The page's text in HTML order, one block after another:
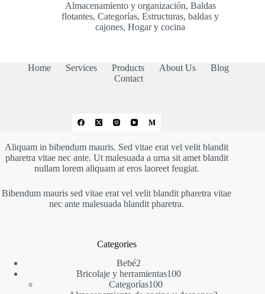
precios:
desde
15,99 €
Almacenamiento y organización, Baldas
flotantes,Categorías,Estructuras, baldas y
cajones,Hogar y cocina
Home Services Products About Us
Blog
Contact
Aliquam in bibendum mauris. Sed vitae erat vel velit blandit
pharetra vitae nec ante. Ut malesuada a urna sit amet blandit
nullam lorem aliquam at eros laoreet feugiat.
Bibendum mauris sed vitae erat vel velit blandit pharetra vitae
nec ante malesuada blandit pharetra.
Categories
Bebé22
productos
Bricolaje y herramientas100100
Categorías100100